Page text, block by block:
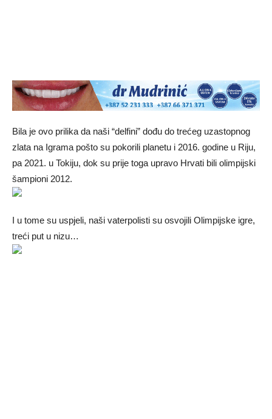
Bila je ovo prilika da naši “delfini” dođu do trećeg uzastopnog
zlata na Igrama pošto su pokorili planetu i 2016. godine u Riju,
pa 2021. u Tokiju, dok su prije toga upravo Hrvati bili olimpijski
šampioni 2012.
I u tome su uspjeli, naši vaterpolisti su osvojili Olimpijske igre,
treći put u nizu…